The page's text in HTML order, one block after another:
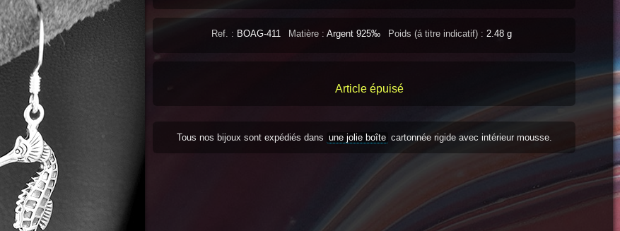
Ref. : BOAG-411 Matière : Argent 925‰ Poids (á titre indicatif) : 2.48 g
Article épuisé
Tous nos bijoux sont expédiés dans une jolie boîte cartonnée rigide avec intérieur mousse.